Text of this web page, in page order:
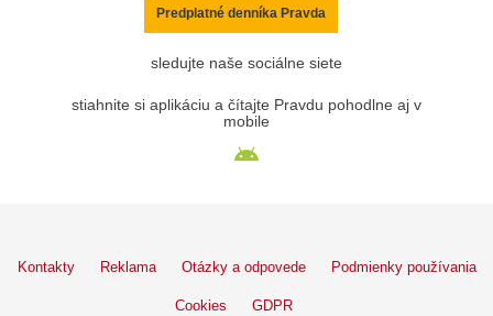
Predplatné denníka Pravda
sledujte naše sociálne siete
stiahnite si aplikáciu a čítajte Pravdu pohodlne aj v
mobile
Kontakty Reklama Otázky a odpovede Podmienky používania
Cookies GDPR